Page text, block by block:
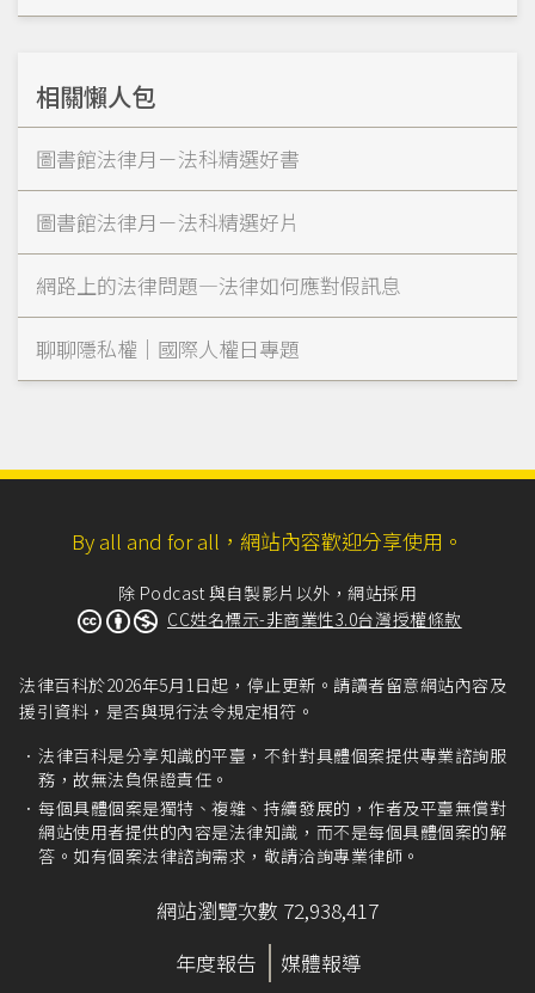
相關懶人包
圖書館法律月－法科精選好書
圖書館法律月－法科精選好片
網路上的法律問題—法律如何應對假訊息
聊聊隱私權｜國際人權日專題
By all and for all，網站內容歡迎分享使用。
除 Podcast 與自製影片以外，網站採用
CC姓名標示-非商業性3.0台灣授權條款
法律百科於2026年5月1日起，停止更新。請讀者留意網站內容及
援引資料，是否與現行法令規定相符。
法律百科是分享知識的平臺，不針對具體個案提供專業諮詢服
務，故無法負保證責任。
每個具體個案是獨特、複雜、持續發展的，作者及平臺無償對
網站使用者提供的內容是法律知識，而不是每個具體個案的解
答。如有個案法律諮詢需求，敬請洽詢專業律師。
網站瀏覽次數 72,938,417
年度報告
媒體報導